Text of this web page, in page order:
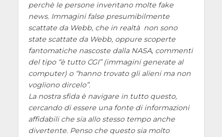
perchè le persone inventano molte fake
news. Immagini false presumibilmente
scattate da Webb, che in realtà non sono
state scattate da Webb, oppure scoperte
fantomatiche nascoste dalla NASA, commenti
del tipo “è tutto CGI” (immagini generate al
computer) o “hanno trovato gli alieni ma non
vogliono dircelo”.
La nostra sfida è navigare in tutto questo,
cercando di essere una fonte di informazioni
affidabili che sia allo stesso tempo anche
divertente. Penso che questo sia molto